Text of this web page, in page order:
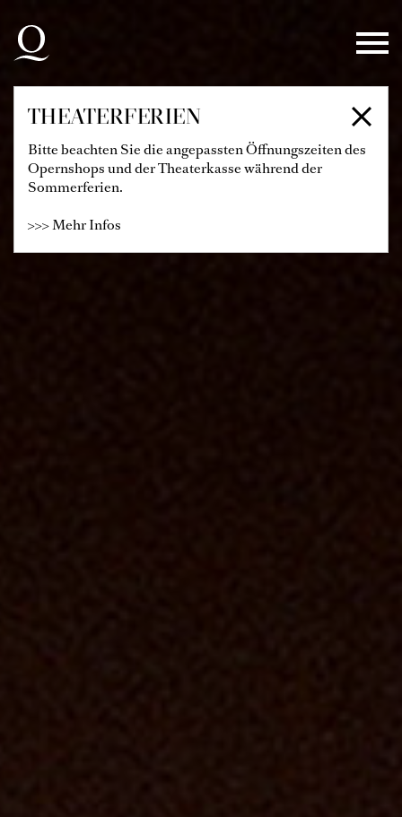
Zur Hauptnavigation springen
Zum Hauptinhalt springen
Zum Footer springen
THEATERFERIEN
Bitte beachten Sie die angepassten Öffnungszeiten des
Opernshops und der Theaterkasse während der
Sommerferien.
>>> Mehr Infos